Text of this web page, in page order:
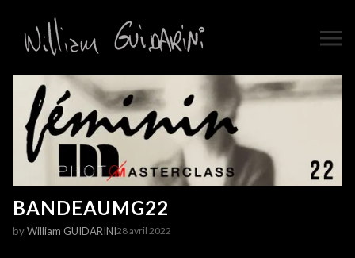
BANDEAUMG22
byWilliam GUIDARINI28 avril 2022